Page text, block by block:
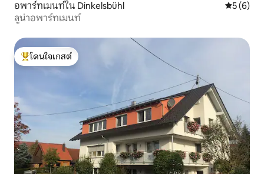
อพาร์ทเมนท์ใน Dinkelsbühl คะแนนเฉ
5 (6)
ลูน่าอพาร์ทเมนท์
โดนใจเกสต์ที่สุด
โดนใจเกสต์